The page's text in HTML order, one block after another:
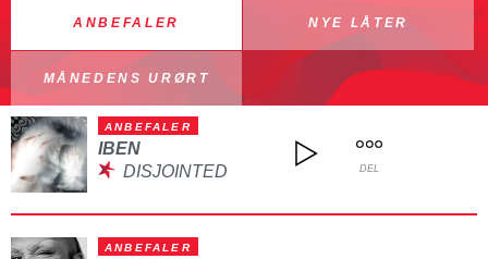
ANBEFALER NYE LÅTER
MÅNEDENS URØRT
ANBEFALER
IBEN
DISJOINTED
DEL
ANBEFALER